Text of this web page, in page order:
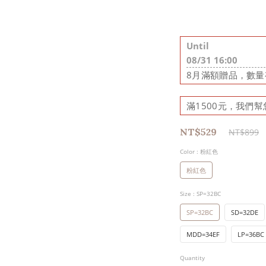
Until
08/31 16:00
8月滿額贈品，數
滿1500元，我們
NT$529 NT$899
Color : 粉紅色
粉紅色
Size : SP=32BC
SP=32BC SD=32DE
MDD=34EF LP=36BC
Quantity